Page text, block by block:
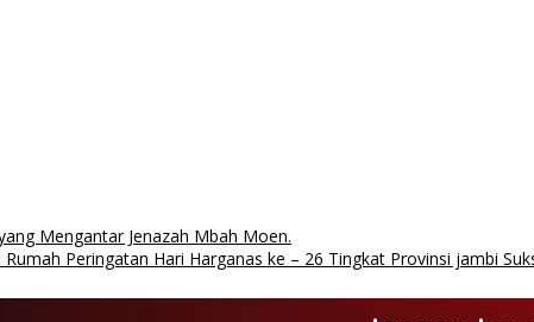
Mengantar Jenazah Mbah Moen.
Peringatan Hari Harganas ke – 26 Tingkat Provinsi jambi